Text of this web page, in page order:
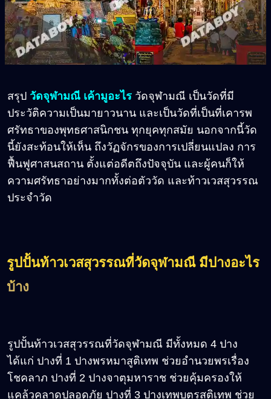
สรุป วัดจุฬามณี เค้ามูอะไร วัดจุฬามณี เป็นวัดที่มี
ประวัติความเป็นมายาวนาน และเป็นวัดที่เป็นที่เคารพ
ศรัทธาของพุทธศาสนิกชน ทุกยุคทุกสมัย นอกจากนี้วัด
นี้ยังสะท้อนให้เห็น ถึงวัฏจักรของการเปลี่ยนแปลง การ
ฟื้นฟูศาสนสถาน ตั้งแต่อดีตถึงปัจจุบัน และผู้คนก็ให้
ความศรัทธาอย่างมากทั้งต่อตัววัด และท้าวเวสสุวรรณ
ประจำวัด
รูปปั้นท้าวเวสสุวรรณที่วัดจุฬามณี มีปางอะไร
บ้าง
รูปปั้นท้าวเวสสุวรรณที่วัดจุฬามณี มีทั้งหมด 4 ปาง
ได้แก่ ปางที่ 1 ปางพรหมาสูติเทพ ช่วยอำนวยพรเรื่อง
โชคลาภ ปางที่ 2 ปางจาตุมหาราช ช่วยคุ้มครองให้
แคล้วคลาดปลอดภัย ปางที่ 3 ปางเทพบุตรสูติเทพ ช่วย